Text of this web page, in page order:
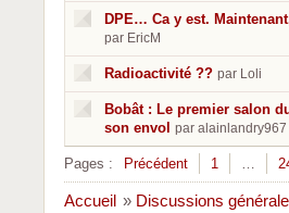
DPE… Ca y est.
par EricM
Radioactivité ?? par Loli
Bobât : Le premier salon
son envol par alainlandry967
Pages : Précédent 1 …
Accueil » Discussions